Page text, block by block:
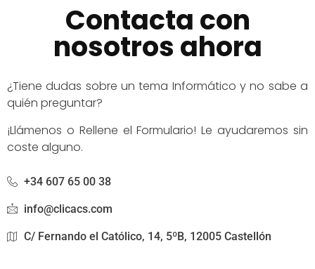
Contacta con
nosotros ahora
¿Tiene dudas sobre un tema Informático y no sabe a
quién preguntar?
¡Llámenos o Rellene el Formulario! Le ayudaremos sin
coste alguno.
+34 607 65 00 38
info@clicacs.com
C/ Fernando el Católico, 14, 5ºB, 12005 Castellón